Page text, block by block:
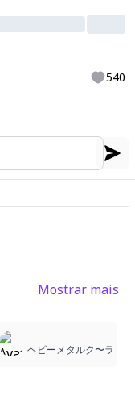
540
Mostrar mais
ヘビーメタルク〜ラ